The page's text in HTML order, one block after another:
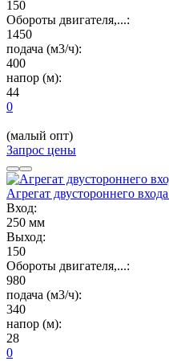
150
Обороты двигателя,...:
1450
подача (м3/ч):
400
напор (м):
44
0
(малый опт)
Запрос цены
Агрегат двустороннего
Вход:
250 мм
Выход:
150
Обороты двигателя,...:
980
подача (м3/ч):
340
напор (м):
28
0